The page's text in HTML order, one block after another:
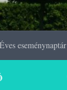
Éves eseménynaptár